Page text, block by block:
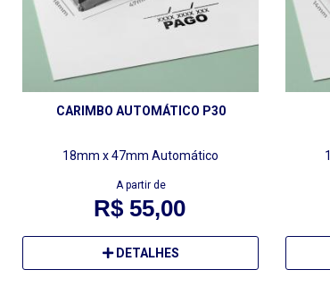
CARIMBO AUTOMÁTICO P30
18mm x 47mm Automático
A partir de
R$ 55,00
DETALHES